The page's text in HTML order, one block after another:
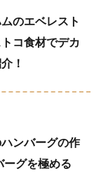
のエベレスト
コ食材でデカ
！
ハンバーグの作
ーグを極める